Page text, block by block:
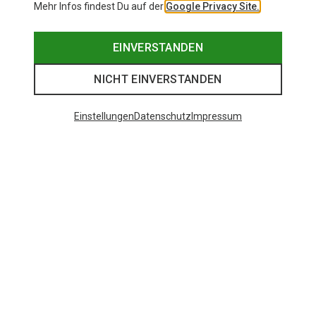
Mehr Infos findest Du auf der Google Privacy Site.
EINVERSTANDEN
NICHT EINVERSTANDEN
EinstellungenDatenschutz Impressum